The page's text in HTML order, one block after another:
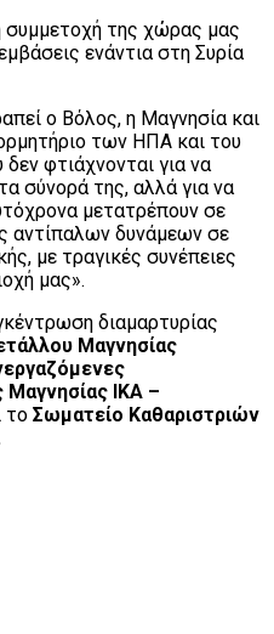
συμμετοχή της χώρας μας
ενάντια στη Συρία
ο Βόλος, η Μαγνησία και
των ΗΠΑ και του
φτιάχνονται για να
σύνορά της, αλλά για να
μετατρέπουν σε
αντίπαλων δυνάμεων σε
με τραγικές συνέπειες
μας».
διαμαρτυρίας
Μαγνησίας
Μαγνησίας ΙΚΑ –
το Σωματείο Καθαριστριών